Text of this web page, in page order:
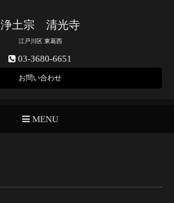
浄土宗 清光寺
江戸川区 東葛西
03-3680-6651
お問い合わせ
MENU